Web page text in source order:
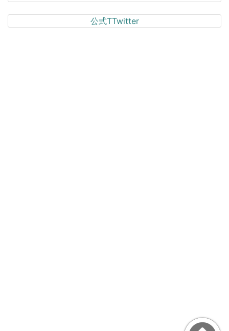
公式TTwitter